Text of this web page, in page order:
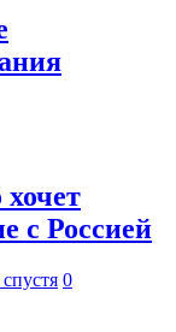
с Россией
0